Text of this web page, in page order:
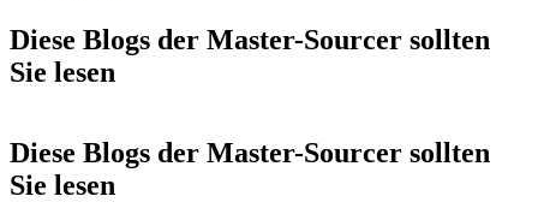
Diese Blogs der Master-Sourcer sollten
Sie lesen
Diese Blogs der Master-Sourcer sollten
Sie lesen